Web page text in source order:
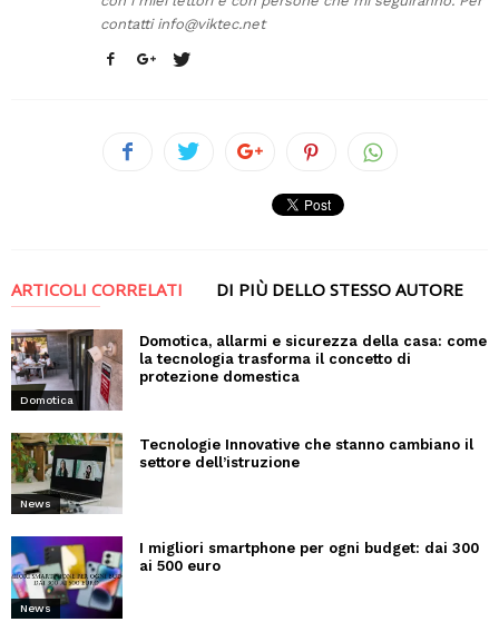
contatti info@viktec.net
ARTICOLI CORRELATI DI PIÙ DELLO STESSO AUTORE
Domotica
Domotica, allarmi e sicurezza della casa: come
la tecnologia trasforma il concetto di
protezione domestica
News
Tecnologie Innovative che stanno cambiano il
settore dell’istruzione
News
I migliori smartphone per ogni budget: dai 300
ai 500 euro